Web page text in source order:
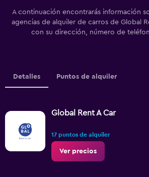
A continuación encontrarás información
agencias de alquiler de carros de Global
con su dirección, número de
Detalles Puntos de alquiler
Global Rent A Car
17 puntos de alquiler
Ver precios